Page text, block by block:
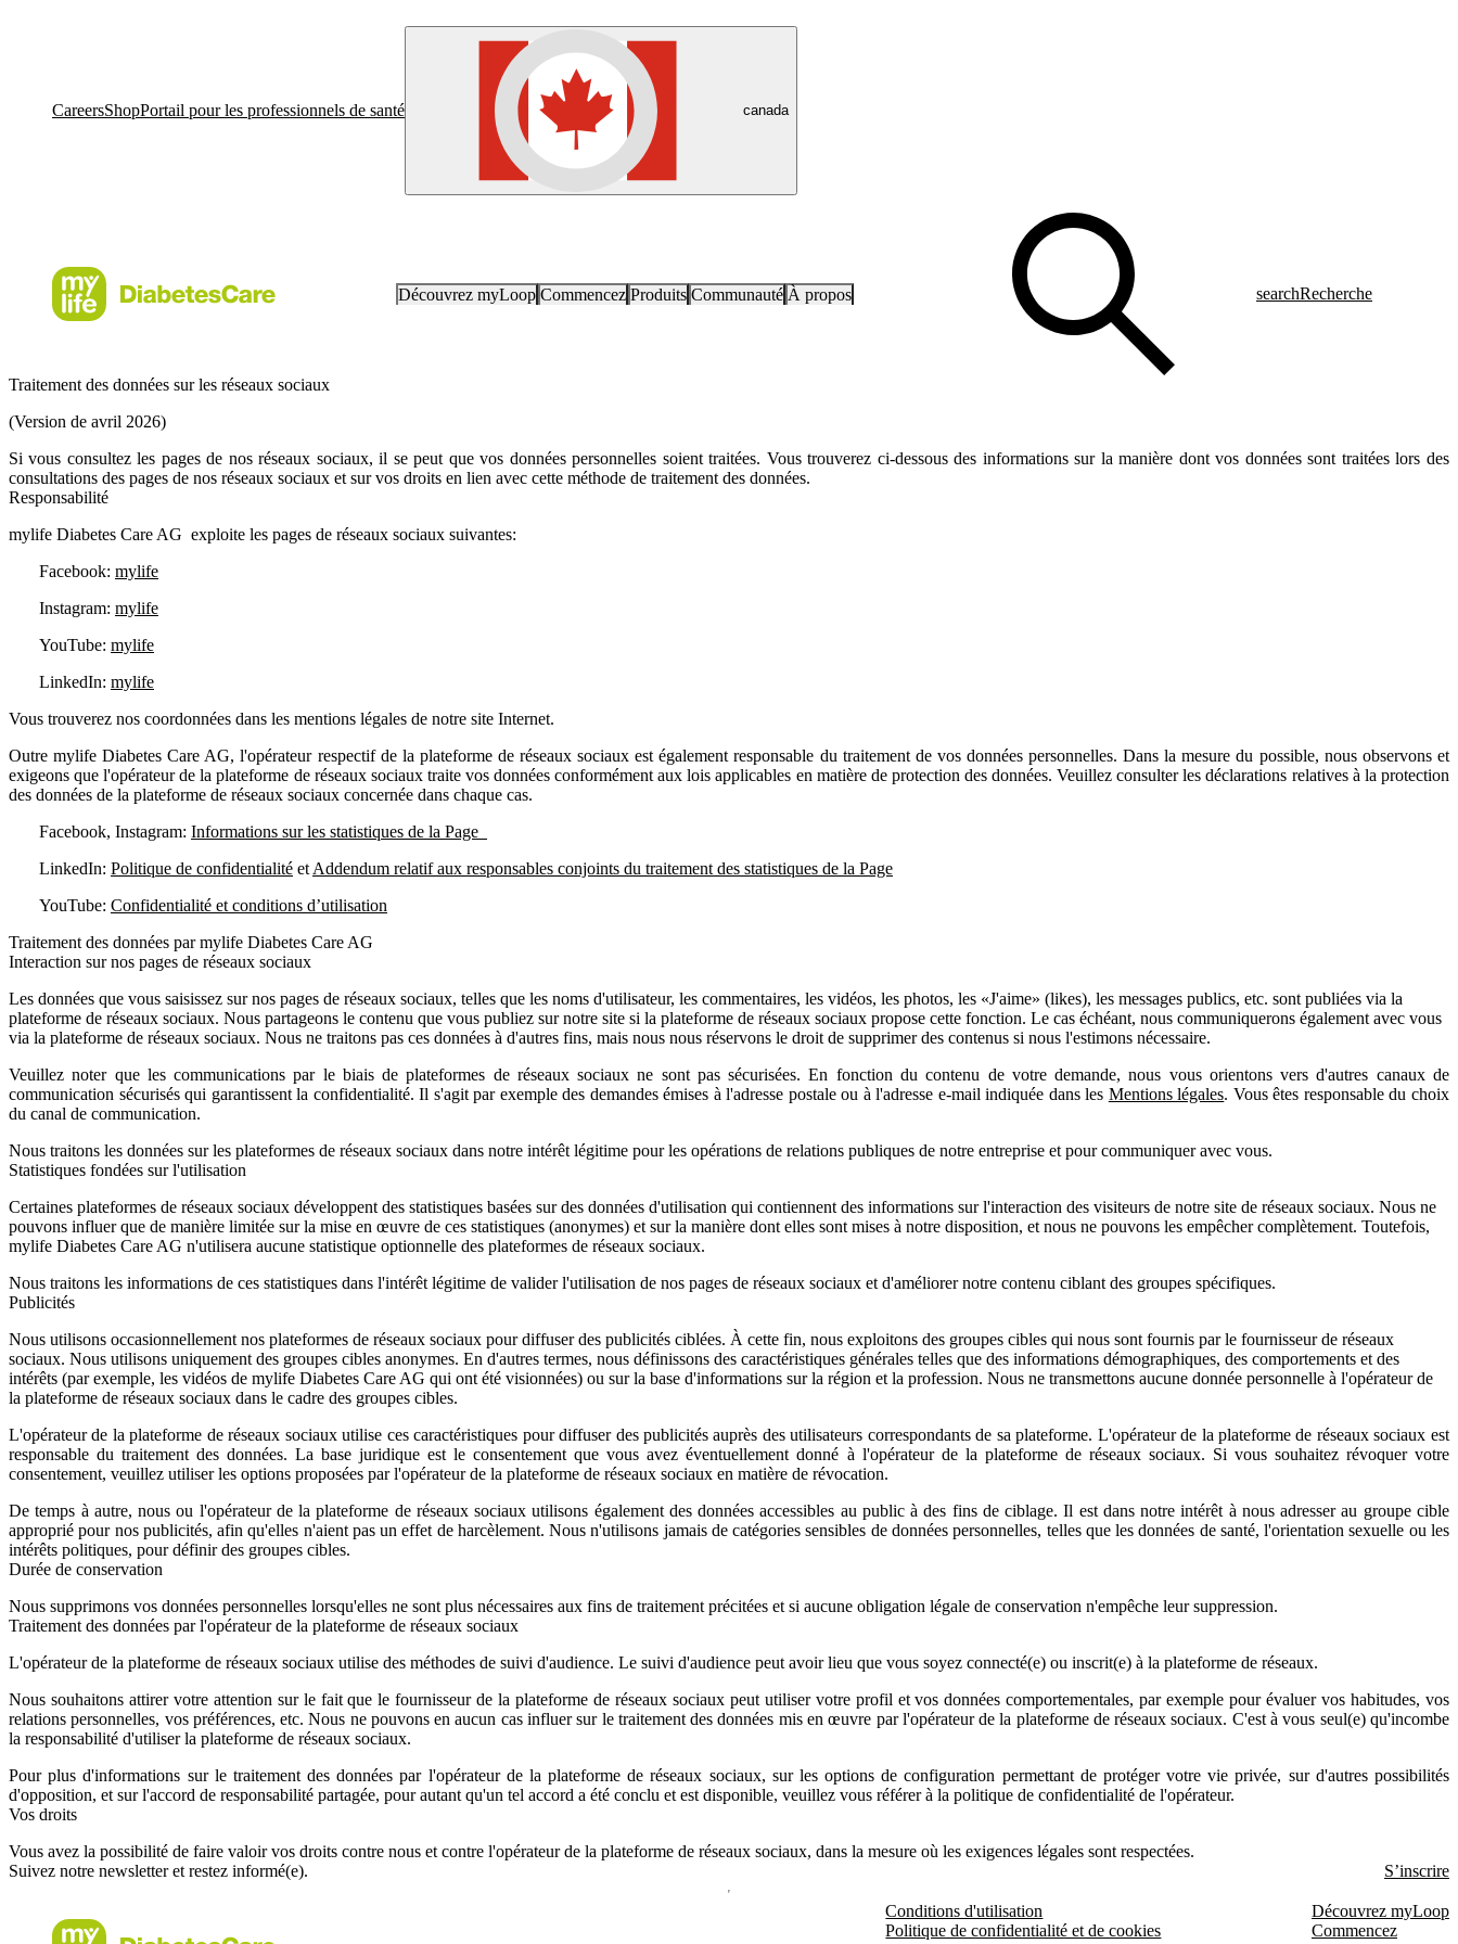
CareersShopPortail pour les professionnels de santé canada
Découvrez myLoop Commencez Produits Communauté À propos searchRecherche
Traitement des données sur les réseaux sociaux
(Version de avril 2026)
Si vous consultez les pages de nos réseaux sociaux, il se peut que vos données personnelles soient traitées. Vous trouverez ci-dessous des informations sur la manière dont vos données sont traitées lors des
consultations des pages de nos réseaux sociaux et sur vos droits en lien avec cette méthode de traitement des données.
Responsabilité
mylife Diabetes Care AG exploite les pages de réseaux sociaux suivantes:
Facebook: mylife
Instagram: mylife
YouTube: mylife
LinkedIn: mylife
Vous trouverez nos coordonnées dans les mentions légales de notre site Internet.
Outre mylife Diabetes Care AG, l'opérateur respectif de la plateforme de réseaux sociaux est également responsable du traitement de vos données personnelles. Dans la mesure du possible, nous observons et
exigeons que l'opérateur de la plateforme de réseaux sociaux traite vos données conformément aux lois applicables en matière de protection des données. Veuillez consulter les déclarations relatives à la protection
des données de la plateforme de réseaux sociaux concernée dans chaque cas.
Facebook, Instagram: Informations sur les statistiques de la Page
LinkedIn: Politique de confidentialité et Addendum relatif aux responsables conjoints du traitement des statistiques de la Page
YouTube: Confidentialité et conditions d’utilisation
Traitement des données par mylife Diabetes Care AG
Interaction sur nos pages de réseaux sociaux
Les données que vous saisissez sur nos pages de réseaux sociaux, telles que les noms d'utilisateur, les commentaires, les vidéos, les photos, les «J'aime» (likes), les messages publics, etc. sont publiées via la
plateforme de réseaux sociaux. Nous partageons le contenu que vous publiez sur notre site si la plateforme de réseaux sociaux propose cette fonction. Le cas échéant, nous communiquerons également avec vous
via la plateforme de réseaux sociaux. Nous ne traitons pas ces données à d'autres fins, mais nous nous réservons le droit de supprimer des contenus si nous l'estimons nécessaire.
Veuillez noter que les communications par le biais de plateformes de réseaux sociaux ne sont pas sécurisées. En fonction du contenu de votre demande, nous vous orientons vers d'autres canaux de
communication sécurisés qui garantissent la confidentialité. Il s'agit par exemple des demandes émises à l'adresse postale ou à l'adresse e-mail indiquée dans les Mentions légales. Vous êtes responsable du choix
du canal de communication.
Nous traitons les données sur les plateformes de réseaux sociaux dans notre intérêt légitime pour les opérations de relations publiques de notre entreprise et pour communiquer avec vous.
Statistiques fondées sur l'utilisation
Certaines plateformes de réseaux sociaux développent des statistiques basées sur des données d'utilisation qui contiennent des informations sur l'interaction des visiteurs de notre site de réseaux sociaux. Nous ne
pouvons influer que de manière limitée sur la mise en œuvre de ces statistiques (anonymes) et sur la manière dont elles sont mises à notre disposition, et nous ne pouvons les empêcher complètement. Toutefois,
mylife Diabetes Care AG n'utilisera aucune statistique optionnelle des plateformes de réseaux sociaux.
Nous traitons les informations de ces statistiques dans l'intérêt légitime de valider l'utilisation de nos pages de réseaux sociaux et d'améliorer notre contenu ciblant des groupes spécifiques.
Publicités
Nous utilisons occasionnellement nos plateformes de réseaux sociaux pour diffuser des publicités ciblées. À cette fin, nous exploitons des groupes cibles qui nous sont fournis par le fournisseur de réseaux
sociaux. Nous utilisons uniquement des groupes cibles anonymes. En d'autres termes, nous définissons des caractéristiques générales telles que des informations démographiques, des comportements et des
intérêts (par exemple, les vidéos de mylife Diabetes Care AG qui ont été visionnées) ou sur la base d'informations sur la région et la profession. Nous ne transmettons aucune donnée personnelle à l'opérateur de
la plateforme de réseaux sociaux dans le cadre des groupes cibles.
L'opérateur de la plateforme de réseaux sociaux utilise ces caractéristiques pour diffuser des publicités auprès des utilisateurs correspondants de sa plateforme. L'opérateur de la plateforme de réseaux sociaux est
responsable du traitement des données. La base juridique est le consentement que vous avez éventuellement donné à l'opérateur de la plateforme de réseaux sociaux. Si vous souhaitez révoquer votre
consentement, veuillez utiliser les options proposées par l'opérateur de la plateforme de réseaux sociaux en matière de révocation.
De temps à autre, nous ou l'opérateur de la plateforme de réseaux sociaux utilisons également des données accessibles au public à des fins de ciblage. Il est dans notre intérêt à nous adresser au groupe cible
approprié pour nos publicités, afin qu'elles n'aient pas un effet de harcèlement. Nous n'utilisons jamais de catégories sensibles de données personnelles, telles que les données de santé, l'orientation sexuelle ou les
intérêts politiques, pour définir des groupes cibles.
Durée de conservation
Nous supprimons vos données personnelles lorsqu'elles ne sont plus nécessaires aux fins de traitement précitées et si aucune obligation légale de conservation n'empêche leur suppression.
Traitement des données par l'opérateur de la plateforme de réseaux sociaux
L'opérateur de la plateforme de réseaux sociaux utilise des méthodes de suivi d'audience. Le suivi d'audience peut avoir lieu que vous soyez connecté(e) ou inscrit(e) à la plateforme de réseaux.
Nous souhaitons attirer votre attention sur le fait que le fournisseur de la plateforme de réseaux sociaux peut utiliser votre profil et vos données comportementales, par exemple pour évaluer vos habitudes, vos
relations personnelles, vos préférences, etc. Nous ne pouvons en aucun cas influer sur le traitement des données mis en œuvre par l'opérateur de la plateforme de réseaux sociaux. C'est à vous seul(e) qu'incombe
la responsabilité d'utiliser la plateforme de réseaux sociaux.
Pour plus d'informations sur le traitement des données par l'opérateur de la plateforme de réseaux sociaux, sur les options de configuration permettant de protéger votre vie privée, sur d'autres possibilités
d'opposition, et sur l'accord de responsabilité partagée, pour autant qu'un tel accord a été conclu et est disponible, veuillez vous référer à la politique de confidentialité de l'opérateur.
Vos droits
Vous avez la possibilité de faire valoir vos droits contre nous et contre l'opérateur de la plateforme de réseaux sociaux, dans la mesure où les exigences légales sont respectées.
Suivez notre newsletter et restez informé(e).
S’inscrire
Conditions d'utilisation
Politique de confidentialité et de cookies
Découvrez myLoop
Commencez